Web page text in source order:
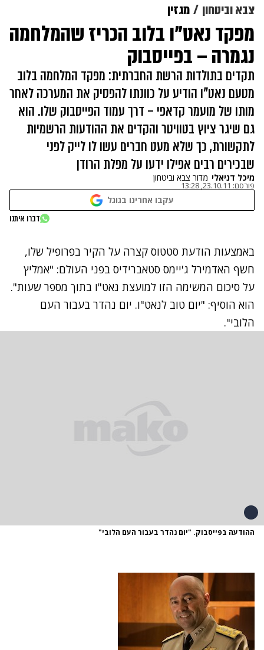
צבא וביטחון מגזין
מפקד נאט"ו בלוב הכריז שהמלחמה
נגמרה – בפייסבוק
תקדים בתולדות הרשת החברתית: מפקד המלחמה בלוב
מטעם נאט"ו הודיע על כוונתו להפסיק את המערכה לאחר
מותו של מועמר קדאפי – דרך עמוד הפייסבוק שלו. הוא
גם שיגר ציוץ בטוויטר והקדים את ההודעות הרשמיות
לתקשורת, כך שלא מעט חברים עשו לו לייק לפני
שבכירים רבים אפילו ידעו על מפלת הרודן
מיכל דניאלי מדור צבא וביטחון
פורסם: 23.10.11, 13:28
עקבו אחרינו בגוגל
דברו איתנו
באמצעות הודעת סטטוס קצרה על הקיר בפרופיל שלו,
חשף האדמירל ג'יימס סטאברידיס בפני העולם: "אמליץ
על סיכום המשימה הזו למועצת נאט"ו בתוך מספר שעות".
הוא הוסיף: "יום טוב לנאט"ו. יום נהדר בעבור העם
הלובי".
ההודעה בפייסבוק. "יום נהדר בעבור העם הלובי"